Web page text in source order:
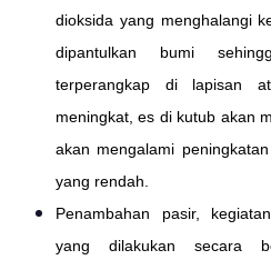
dioksida yang menghalangi
dipantulkan bumi
terperangkap di lapisan
meningkat, es di kutub akan
akan mengalami
yang rendah.
Penambahan pasir,
yang dilakukan secara